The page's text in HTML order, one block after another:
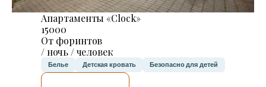
Апартаменты «Clock»
15000
От форинтов
/ ночь / человек
Белье Детская кровать Безопасно для детей